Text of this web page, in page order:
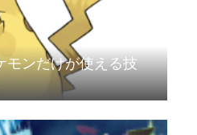
モンだけが使える技